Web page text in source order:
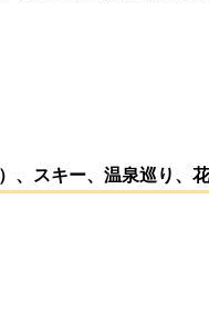
、スキー、温泉巡り、